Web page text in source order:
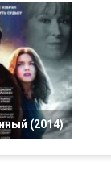
(2014)